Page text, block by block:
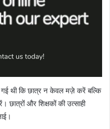
गई थी कि छात्र न केवल मज़े करें बल्कि
और शिक्षकों की उत्साही